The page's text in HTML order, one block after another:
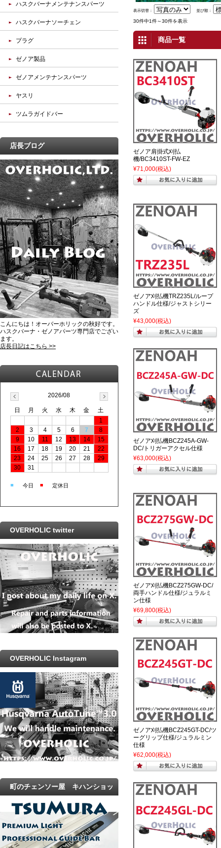
表示切替： 並び順：
30件中1件～30件を表示
商品一覧
ゼノア肩掛式刈払
機/BC3410ST-FW-EZ
¥71,000(税込)
ゼノア刈払機TRZ235L/ループ
ハンドル仕様/ジャストシリー
ズ
¥43,000(税込)
ゼノア刈払機BCZ245A-GW-
DC/トリガーアクセル仕様
¥63,000(税込)
ゼノア刈払機BCZ275GW-DC/
両手ハンドル仕様/ジュラルミ
ン仕様
¥69,800(税込)
ゼノア刈払機BCZ245GT-DC/ツ
ーグリップ仕様/ジュラルミン
仕様
¥62,000(税込)
ハスクバーナメンテナンスパーツ
ハスクバーナソーチェン
プラグ
ゼノア製品
ゼノアメンテナンスパーツ
ヤスリ
ツムラガイドバー
店長ブログ
こんにちは！オーバーホリックの秋好です。
ハスクバーナ・ゼノアパーツ専門店でござい
ます。
店長日記はこちら >>
2026/08
日 月 火 水 木 金
土
1
2
3 4 5 6 7
8
9
10 11 12 13 14
15
16
17 18 19 20 21
22
23
24 25 26 27 28
29
30
31
■ 今日 ■ 定休日
OVERHOLIC twitter
OVERHOLIC Instagram
町のチェンソー屋 キハンショッ
プ